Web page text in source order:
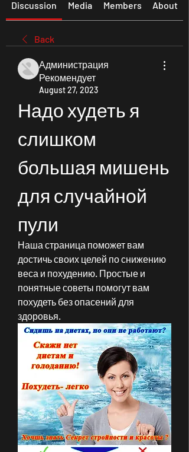
Discussion Media Members About
Back
Администрация
Рекомендует
August 27, 2023
Надо худеть я
слишком
большая мишень
для случайной
пули
Наша страница поможет вам
достичь своих целей по снижению
веса и похудению. Простые и
понятные советы помогут вам
похудеть без опасений для
здоровья.